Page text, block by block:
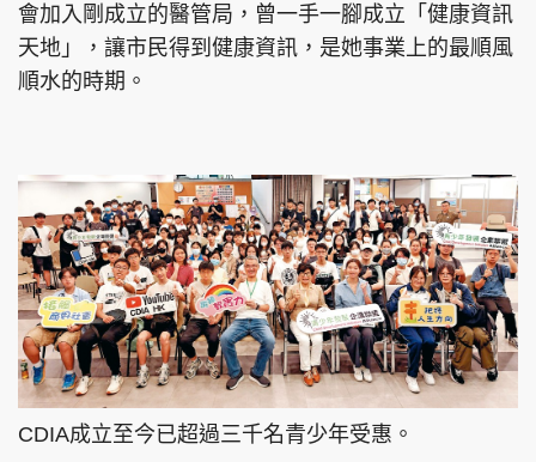
會加入剛成立的醫管局，曾一手一腳成立「健康資訊
天地」，讓市民得到健康資訊，是她事業上的最順風
順水的時期。
CDIA成立至今已超過三千名青少年受惠。